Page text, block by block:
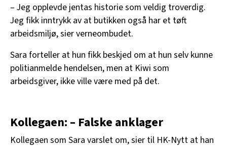
– Jeg opplevde jentas historie som veldig troverdig.
Jeg fikk inntrykk av at butikken også har et tøft
arbeidsmiljø, sier verneombudet.
Sara forteller at hun fikk beskjed om at hun selv kunne
politianmelde hendelsen, men at Kiwi som
arbeidsgiver, ikke ville være med på det.
Kollegaen: – Falske anklager
Kollegaen som Sara varslet om, sier til HK-Nytt at han